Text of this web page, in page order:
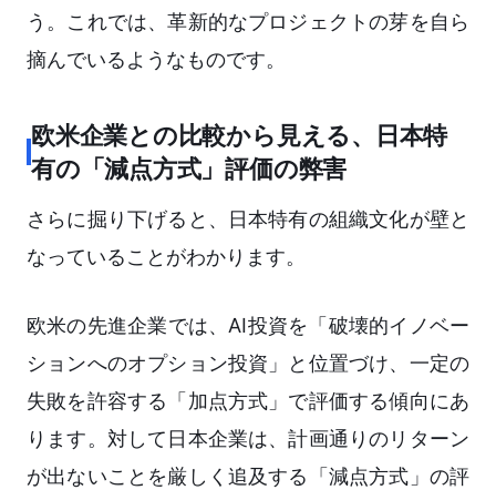
う。これでは、革新的なプロジェクトの芽を自ら
摘んでいるようなものです。
欧米企業との比較から見える、日本特
有の「減点方式」評価の弊害
さらに掘り下げると、日本特有の組織文化が壁と
なっていることがわかります。
欧米の先進企業では、AI投資を「破壊的イノベー
ションへのオプション投資」と位置づけ、一定の
失敗を許容する「加点方式」で評価する傾向にあ
ります。対して日本企業は、計画通りのリターン
が出ないことを厳しく追及する「減点方式」の評